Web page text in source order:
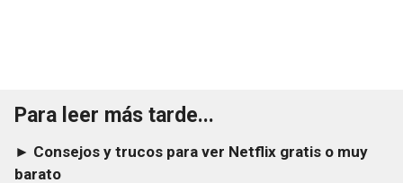
Para leer más tarde...
► Consejos y trucos para ver Netflix gratis o muy
barato